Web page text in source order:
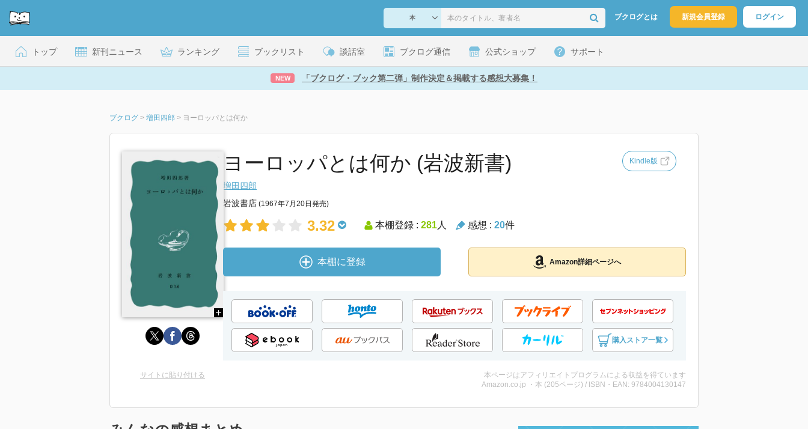
ブクログとは 新規会員登録 ログイン
トップ 新刊ニュース ランキング ブックリスト 談話室 ブクログ通信 公式ショップ サポート
NEW 「ブクログ・ブック第二弾」制作決定＆掲載する感想大募集！
ブクログ > 増田四郎 > ヨーロッパとは何か
ヨーロッパとは何か (岩波新書) Kindle版
増田四郎
岩波書店 (1967年7月20日発売)
3.32 本棚登録 : 281人 感想 : 20件
本棚に登録 Amazon詳細ページへ
購入ストア一覧
サイトに貼り付ける
本ページはアフィリエイトプログラムによる収益を得ています
Amazon.co.jp ・本 (205ページ) / ISBN・EAN: 9784004130147